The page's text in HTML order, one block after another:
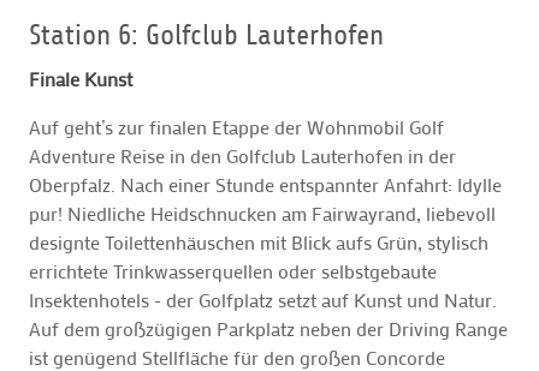
Station 6: Golfclub Lauterhofen
Finale Kunst
Auf geht’s zur finalen Etappe der Wohnmobil Golf
Adventure Reise in den Golfclub Lauterhofen in der
Oberpfalz. Nach einer Stunde entspannter Anfahrt: Idylle
pur! Niedliche Heidschnucken am Fairwayrand, liebevoll
designte Toilettenhäuschen mit Blick aufs Grün, stylisch
errichtete Trinkwasserquellen oder selbstgebaute
Insektenhotels - der Golfplatz setzt auf Kunst und Natur.
Auf dem großzügigen Parkplatz neben der Driving Range
ist genügend Stellfläche für den großen Concorde